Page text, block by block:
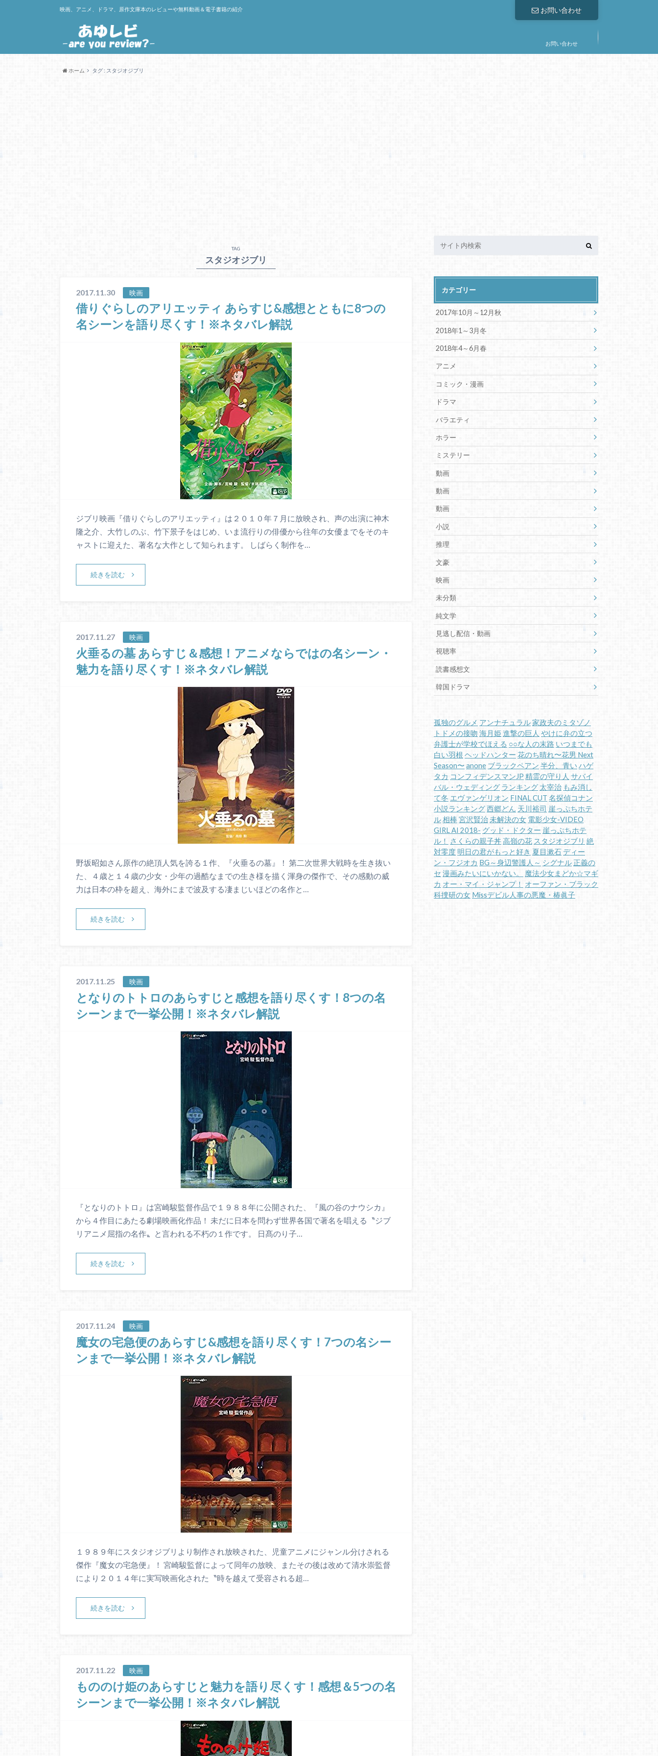
映画、アニメ、ドラマ、原作文庫本のレビューや無料動画＆電子書籍の紹介 お問い合わせ
お問い合わせ
ホーム タグ : スタジオジブリ
TAG
スタジオジブリ
2017.11.30 映画
借りぐらしのアリエッティ あらすじ&感想とともに8つの
名シーンを語り尽くす！※ネタバレ解説
ジブリ映画『借りぐらしのアリエッティ』は２０１０年７月に放映され、声の出演に神木
隆之介、大竹しのぶ、竹下景子をはじめ、いま流行りの俳優から往年の女優までをそのキ
ャストに迎えた、著名な大作として知られます。 しばらく制作を…
続きを読む
2017.11.27 映画
火垂るの墓 あらすじ＆感想！アニメならではの名シーン・
魅力を語り尽くす！※ネタバレ解説
野坂昭如さん原作の絶頂人気を誇る１作、『火垂るの墓』！ 第二次世界大戦時を生き抜い
た、４歳と１４歳の少女・少年の過酷なまでの生き様を描く渾身の傑作で、その感動の威
力は日本の枠を超え、海外にまで波及する凄まじいほどの名作と…
続きを読む
2017.11.25 映画
となりのトトロのあらすじと感想を語り尽くす！8つの名
シーンまで一挙公開！※ネタバレ解説
『となりのトトロ』は宮崎駿監督作品で１９８８年に公開された、『風の谷のナウシカ』
から４作目にあたる劇場映画化作品！ 未だに日本を問わず世界各国で著名を唱える〝ジブ
リアニメ屈指の名作〟と言われる不朽の１作です。 日髙のり子…
続きを読む
2017.11.24 映画
魔女の宅急便のあらすじ&感想を語り尽くす！7つの名シー
ンまで一挙公開！※ネタバレ解説
１９８９年にスタジオジブリより制作され放映された、児童アニメにジャンル分けされる
傑作『魔女の宅急便』！ 宮崎駿監督によって同年の放映、またその後は改めて清水崇監督
により２０１４年に実写映画化された〝時を越えて受容される超…
続きを読む
2017.11.22 映画
もののけ姫のあらすじと魅力を語り尽くす！感想＆5つの名
シーンまで一挙公開！※ネタバレ解説
カテゴリー
2017年10月～12月秋
2018年1～3月冬
2018年4～6月春
アニメ
コミック・漫画
ドラマ
バラエティ
ホラー
ミステリー
動画
動画
動画
小説
推理
文豪
映画
未分類
純文学
見逃し配信・動画
視聴率
読書感想文
韓国ドラマ
孤独のグルメ アンナチュラル家政夫のミタゾノ
トドメの接吻 海月姫 進撃の巨人 やけに弁の立つ
弁護士が学校でほえる ○○な人の末路 いつまでも
白い羽根 ヘッドハンター 花のち晴れ〜花男 Next
Season〜 anone ブラックペアン 半分、青い ハゲ
タカ コンフィデンスマンJP 精霊の守り人 サバイ
バル・ウェディング ランキング 太宰治 もみ消し
て冬 エヴァンゲリオン FINAL CUT 名探偵コナン
小説ランキング西郷どん 天川裕司 崖っぷちホテ
ル相棒 宮沢賢治未解決の女 電影少女-VIDEO
GIRL AI 2018- グッド・ドクター 崖っぷちホテ
ル！
さくらの親子丼高嶺の花 スタジオジブリ 絶
対零度 明日の君がもっと好き 夏目漱石 ディー
ン・フジオカ BG～身辺警護人～ シグナル 正義の
セ 漫画みたいにいかない。
魔法少女まどか☆マギ
カ オー・マイ・ジャンプ！ オーファン・ブラック
科捜研の女 Missデビル人事の悪魔・椿眞子